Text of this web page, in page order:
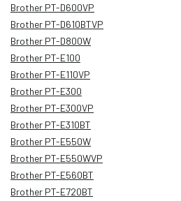
Brother PT-D600VP
Brother PT-D610BTVP
Brother PT-D800W
Brother PT-E100
Brother PT-E110VP
Brother PT-E300
Brother PT-E300VP
Brother PT-E310BT
Brother PT-E550W
Brother PT-E550WVP
Brother PT-E560BT
Brother PT-E720BT